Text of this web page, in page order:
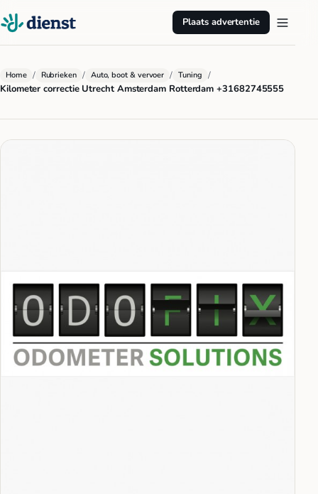
Plaats advertentie
Home / Rubrieken / Auto, boot & vervoer / Tuning /
Kilometer correctie Utrecht Amsterdam Rotterdam +31682745555